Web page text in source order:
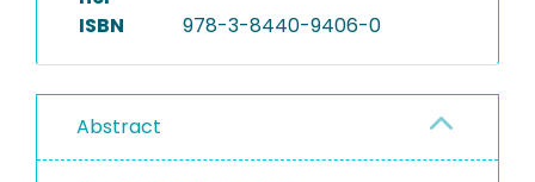
ISBN 978-3-8440-9406-0
Abstract